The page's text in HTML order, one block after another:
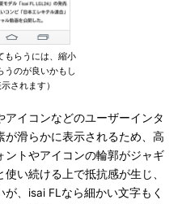
もらうには、縮小
うのが良いかもし
されます）
イコンなどのユーザーインタ
滑らかに表示されるため、高
トやアイコンの輪郭がジャギ
い続ける上で抵抗感が生じ、
、isai FLなら細かい文字もく